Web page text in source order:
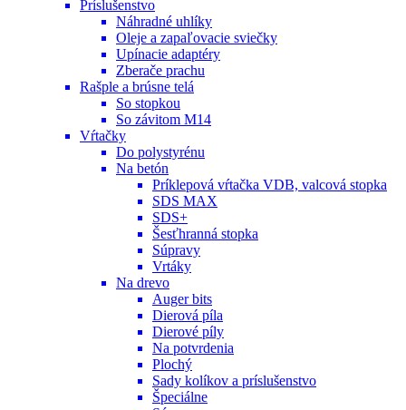
Príslušenstvo
Náhradné uhlíky
Oleje a zapaľovacie sviečky
Upínacie adaptéry
Zberače prachu
Rašple a brúsne telá
So stopkou
So závitom M14
Vŕtačky
Do polystyrénu
Na betón
Príklepová vŕtačka VDB, valcová stopka
SDS MAX
SDS+
Šesťhranná stopka
Súpravy
Vrtáky
Na drevo
Auger bits
Dierová píla
Dierové píly
Na potvrdenia
Plochý
Sady kolíkov a príslušenstvo
Špeciálne